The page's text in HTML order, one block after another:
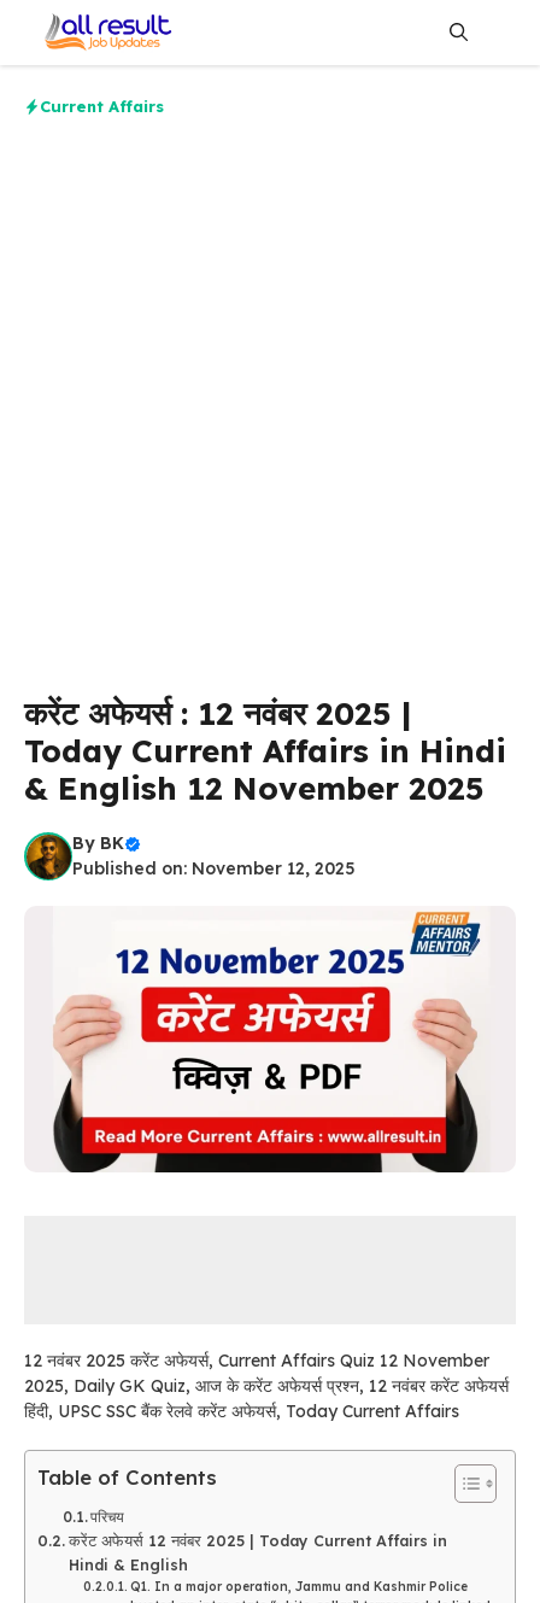
content
Current Affairs
करेंट अफेयर्स : 12 नवंबर 2025 |
Today Current Affairs in Hindi
& English 12 November 2025
By BK
Published on: November 12, 2025
12 नवंबर 2025 करेंट अफेयर्स, Current Affairs Quiz 12 November
2025, Daily GK Quiz, आज के करेंट अफेयर्स प्रश्न, 12 नवंबर करेंट अफेयर्स
हिंदी, UPSC SSC बैंक रेलवे करेंट अफेयर्स, Today Current Affairs
Table of Contents
परिचय
करेंट अफेयर्स 12 नवंबर 2025 | Today Current Affairs in
Hindi & English
Q1. In a major operation, Jammu and Kashmir Police